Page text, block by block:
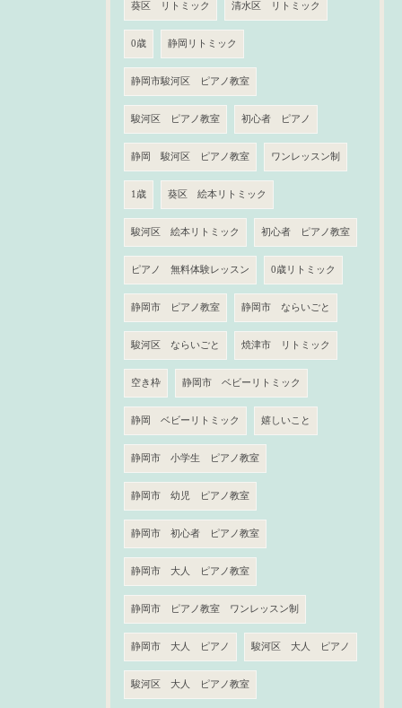
葵区 リトミック 清水区 リトミック
0歳 静岡リトミック
静岡市駿河区 ピアノ教室
駿河区 ピアノ教室 初心者 ピアノ
静岡 駿河区 ピアノ教室 ワンレッスン制
1歳 葵区 絵本リトミック
駿河区 絵本リトミック 初心者 ピアノ教室
ピアノ 無料体験レッスン 0歳リトミック
静岡市 ピアノ教室 静岡市 ならいごと
駿河区 ならいごと 焼津市 リトミック
空き枠 静岡市 ベビーリトミック
静岡 ベビーリトミック 嬉しいこと
静岡市 小学生 ピアノ教室
静岡市 幼児 ピアノ教室
静岡市 初心者 ピアノ教室
静岡市 大人 ピアノ教室
静岡市 ピアノ教室 ワンレッスン制
静岡市 大人 ピアノ 駿河区 大人 ピアノ
駿河区 大人 ピアノ教室